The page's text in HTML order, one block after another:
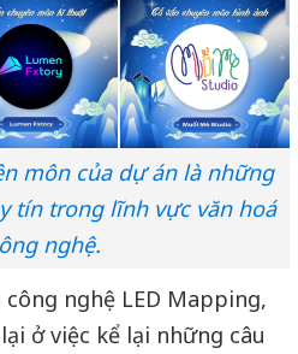
môn của dự án là những
tín trong lĩnh vực văn hoá
nghệ.
nghệ LED Mapping,
ở việc kể lại những câu